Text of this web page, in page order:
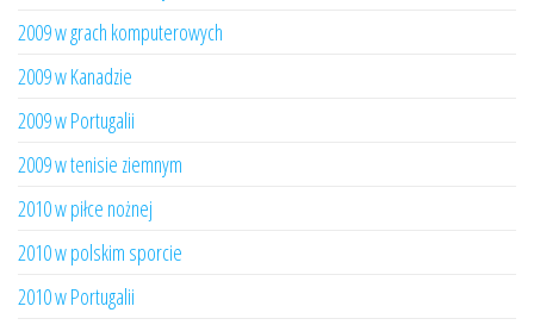
2009 w grach komputerowych
2009 w Kanadzie
2009 w Portugalii
2009 w tenisie ziemnym
2010 w piłce nożnej
2010 w polskim sporcie
2010 w Portugalii